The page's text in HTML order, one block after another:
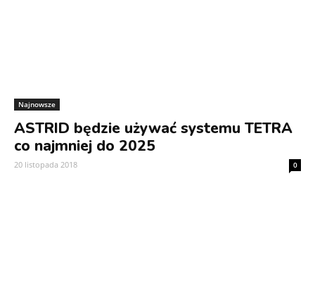
Najnowsze
ASTRID będzie używać systemu TETRA
co najmniej do 2025
20 listopada 2018 0